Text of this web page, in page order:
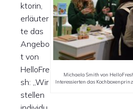
Michaela Smith von
Interessierten das
ktorin,
erläuter
te das
Angebo
t von
HelloFre
sh: „Wir
stellen